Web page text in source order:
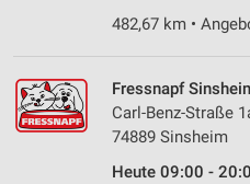
482,67 km •
Fressnapf
Carl-Benz-Straße
74889 Sinsheim
Heute 09:00 -